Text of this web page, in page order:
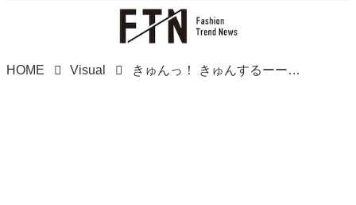
HOME Visual きゅんっ！ きゅんするーーッ！【ユニクロ】可愛すぎて、泣く。人気の「春色カーデ」